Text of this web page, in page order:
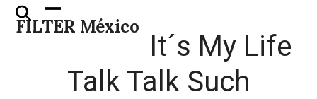
Skip
FILTER México
Open
mobile
Close
mobile
It´s My Life
Talk Talk Such